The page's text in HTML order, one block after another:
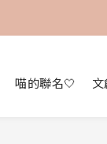
喵的聯名🤍